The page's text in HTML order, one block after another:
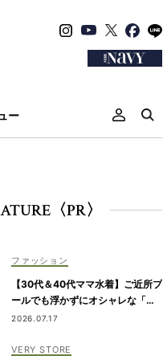
ー
〈PR〉
ファッション
【30代＆40代ママ水着】ご近所プ
ールでも浮かずにオシャレな「ラ
ッシュガード＆ショートパンツセ
2026.07.17
VERY STORE